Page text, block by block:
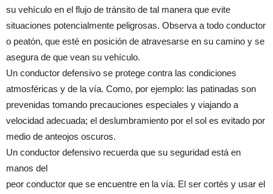
su vehículo en el flujo de tránsito de tal manera que evite
situaciones potencialmente peligrosas. Observa a todo conductor
o peatón, que esté en posición de atravesarse en su camino y se
asegura de que vean su vehículo.
Un conductor defensivo se protege contra las condiciones
atmosféricas y de la vía. Como, por ejemplo: las patinadas son
prevenidas tomando precauciones especiales y viajando a
velocidad adecuada; el deslumbramiento por el sol es evitado por
medio de anteojos oscuros.
Un conductor defensivo recuerda que su seguridad está en
manos del
peor conductor que se encuentre en la vía. El ser cortés y usar el